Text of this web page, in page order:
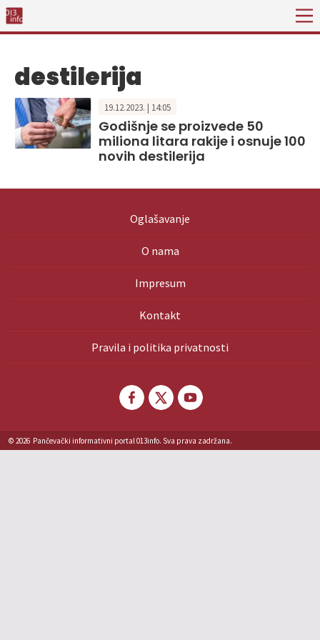
destilerija
19.12.2023. | 14:05
Godišnje se proizvede 50
miliona litara rakije i osnuje 100
novih destilerija
Oglašavanje
O nama
Impresum
Kontakt
Pravila i politika privatnosti
© 2026 Pančevački informativni portal 013info. Sva prava zadržana.